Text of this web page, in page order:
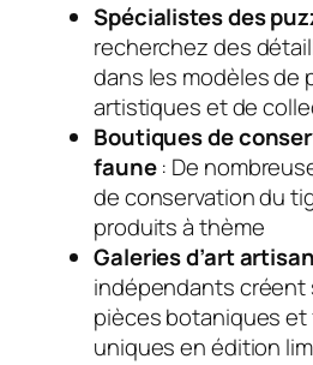
Spécialistes des
recherchez des
dans les modèles de
artistiques et de
Boutiques de
faune: De
de conservation du
produits à thème
Galeries d’art
indépendants créent
pièces botaniques
uniques en édition